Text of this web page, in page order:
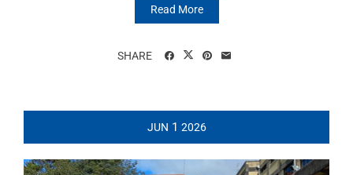
Read More
SHARE
JUN 1 2026